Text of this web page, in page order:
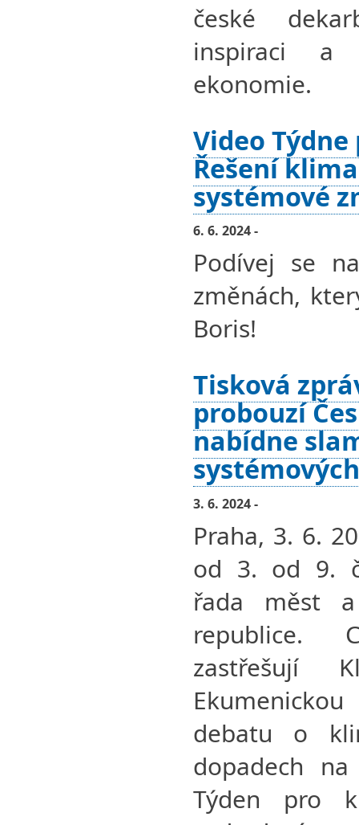
české
inspiraci a
ekonomie.
Video
Řešení
systémové
6. 6. 2024 -
Podívej se
změnách,
Boris!
Tisková
probouzí
nabídne
3. 6. 2024 -
Praha, 3. 6.
od 3. od 9.
řada měst
republice.
zastřešují
debatu o
dopadech
Týden pro